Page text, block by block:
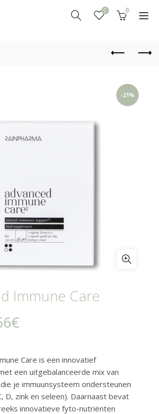
0 0
-21%
Immune Care
€Huidige
is:
23.66€.
Care is een innovatief
een uitgebalanceerde mix van
je immuunsysteem ondersteunen
D, zink en seleen). Daarnaast bevat
innovatieve fyto-nutriënten